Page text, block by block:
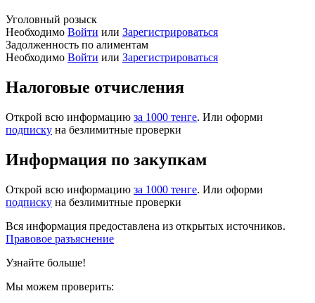
Уголовный розыск
Необходимо Войти или Зарегистрироваться
Задолженность по алиментам
Необходимо Войти или Зарегистрироваться
Налоговые отчисления
Открой всю информацию за 1000 тенге. Или оформи
подписку на безлимитные проверки
Информация по закупкам
Открой всю информацию за 1000 тенге. Или оформи
подписку на безлимитные проверки
Вся информация предоставлена из открытых источников.
Правовое разъяснение
Узнайте больше!
Мы можем проверить: